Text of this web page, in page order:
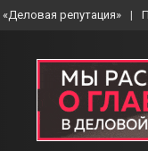
репутация»